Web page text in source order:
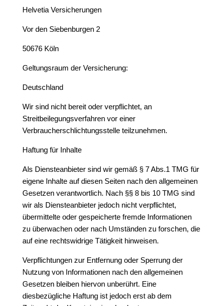
Helvetia Versicherungen
Vor den Siebenburgen 2
50676 Köln
Geltungsraum der Versicherung:
Deutschland
Wir sind nicht bereit oder verpflichtet, an
Streitbeilegungsverfahren vor einer
Verbraucherschlichtungsstelle teilzunehmen.
Haftung für Inhalte
Als Diensteanbieter sind wir gemäß § 7 Abs.1 TMG für
eigene Inhalte auf diesen Seiten nach den allgemeinen
Gesetzen verantwortlich. Nach §§ 8 bis 10 TMG sind
wir als Diensteanbieter jedoch nicht verpflichtet,
übermittelte oder gespeicherte fremde Informationen
zu überwachen oder nach Umständen zu forschen, die
auf eine rechtswidrige Tätigkeit hinweisen.
Verpflichtungen zur Entfernung oder Sperrung der
Nutzung von Informationen nach den allgemeinen
Gesetzen bleiben hiervon unberührt. Eine
diesbezügliche Haftung ist jedoch erst ab dem